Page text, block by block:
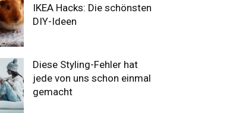
IKEA Hacks: Die schönsten
DIY-Ideen
Diese Styling-Fehler hat
jede von uns schon einmal
gemacht